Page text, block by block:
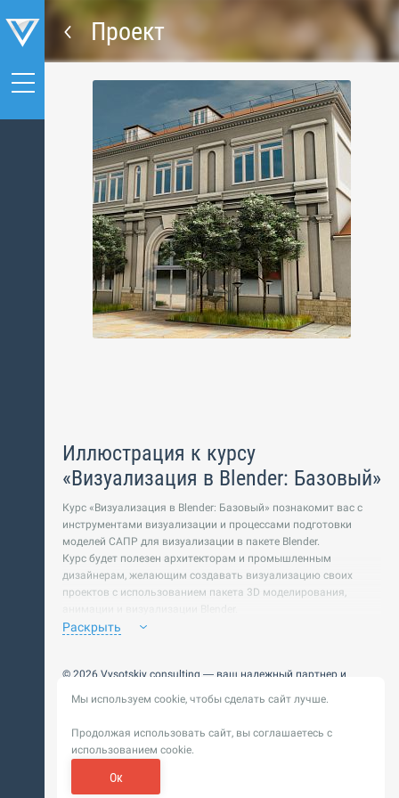
Проект
Иллюстрация к курсу
«Визуализация в Blender: Базовый»
Курс «Визуализация в Blender: Базовый» познакомит вас с
инструментами визуализации и процессами подготовки
моделей САПР для визуализации в пакете Blender.
Курс будет полезен архитекторам и промышленным
дизайнерам, желающим создавать визуализацию своих
проектов с использованием пакета 3D моделирования,
https://bim.vc/edu/courses/vizualizatsiya-v-blender-bazovyy/
Раскрыть
© 2026 Vysotskiy consulting — ваш надежный партнер и
Цифровизация, BIM, ИИ. Внедряем и оптимизируем
Пользовательское
соглашение
Политика обработки персональных
данных
Мы используем cookie, чтобы сделать сайт лучше.
Продолжая использовать сайт, вы соглашаетесь с
использованием cookie.
Ок